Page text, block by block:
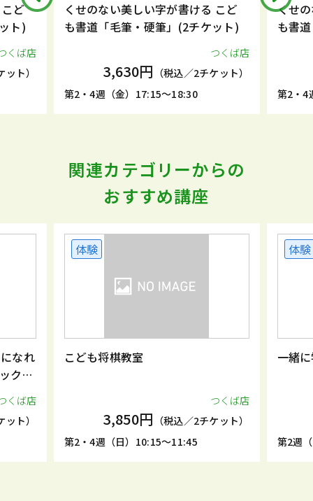
ど
ト)
くば店
ト）
くせのない美しい字が書ける こど
も書道「毛筆・硬筆」(2チケット)
つくば店
3,630円 （税込／2チケット）
第2・4週（金）17:15～18:30
くせ
も書
第2・4
関連カテゴリーからの
おすすめ講座
なれ
ク教
くば店
ト）
体験
こども将棋教室
つくば店
3,850円 （税込／2チケット）
第2・4週（日）10:15～11:45
体験
一緒
第2週